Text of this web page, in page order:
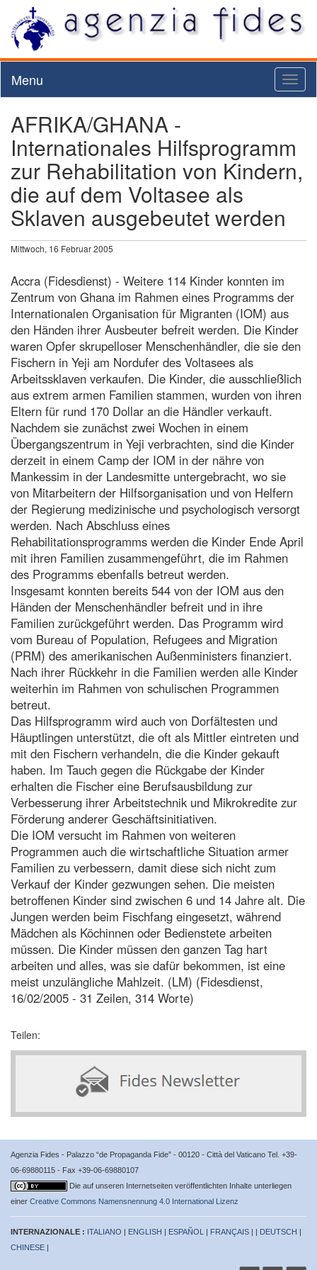
Menu
AFRIKA/GHANA -
Internationales Hilfsprogramm
zur Rehabilitation von Kindern,
die auf dem Voltasee als
Sklaven ausgebeutet werden
Mittwoch, 16 Februar 2005
Accra (Fidesdienst) - Weitere 114 Kinder konnten im
Zentrum von Ghana im Rahmen eines Programms der
Internationalen Organisation für Migranten (IOM) aus
den Händen ihrer Ausbeuter befreit werden. Die Kinder
waren Opfer skrupelloser Menschenhändler, die sie den
Fischern in Yeji am Nordufer des Voltasees als
Arbeitssklaven verkaufen. Die Kinder, die ausschließlich
aus extrem armen Familien stammen, wurden von ihren
Eltern für rund 170 Dollar an die Händler verkauft.
Nachdem sie zunächst zwei Wochen in einem
Übergangszentrum in Yeji verbrachten, sind die Kinder
derzeit in einem Camp der IOM in der nähre von
Mankessim in der Landesmitte untergebracht, wo sie
von Mitarbeitern der Hilfsorganisation und von Helfern
der Regierung medizinische und psychologisch versorgt
werden. Nach Abschluss eines
Rehabilitationsprogramms werden die Kinder Ende April
mit ihren Familien zusammengeführt, die im Rahmen
des Programms ebenfalls betreut werden.
Insgesamt konnten bereits 544 von der IOM aus den
Händen der Menschenhändler befreit und in ihre
Familien zurückgeführt werden. Das Programm wird
vom Bureau of Population, Refugees and Migration
(PRM) des amerikanischen Außenministers finanziert.
Nach ihrer Rückkehr in die Familien werden alle Kinder
weiterhin im Rahmen von schulischen Programmen
betreut.
Das Hilfsprogramm wird auch von Dorfältesten und
Häuptlingen unterstützt, die oft als Mittler eintreten und
mit den Fischern verhandeln, die die Kinder gekauft
haben. Im Tauch gegen die Rückgabe der Kinder
erhalten die Fischer eine Berufsausbildung zur
Verbesserung ihrer Arbeitstechnik und Mikrokredite zur
Förderung anderer Geschäftsinitiativen.
Die IOM versucht im Rahmen von weiteren
Programmen auch die wirtschaftliche Situation armer
Familien zu verbessern, damit diese sich nicht zum
Verkauf der Kinder gezwungen sehen. Die meisten
betroffenen Kinder sind zwischen 6 und 14 Jahre alt. Die
Jungen werden beim Fischfang eingesetzt, während
Mädchen als Köchinnen oder Bedienstete arbeiten
müssen. Die Kinder müssen den ganzen Tag hart
arbeiten und alles, was sie dafür bekommen, ist eine
meist unzulängliche Mahlzeit. (LM) (Fidesdienst,
16/02/2005 - 31 Zeilen, 314 Worte)
Teilen:
Agenzia Fides - Palazzo “de Propaganda Fide” - 00120 - Città del Vaticano Tel. +39-
06-69880115 - Fax +39-06-69880107
Die auf unseren Internetseiten veröffentlichten Inhalte unterliegen
einer Creative Commons Namensnennung 4.0 International Lizenz
INTERNAZIONALE : ITALIANO | ENGLISH | ESPAÑOL | FRANÇAIS | | DEUTSCH |
CHINESE |